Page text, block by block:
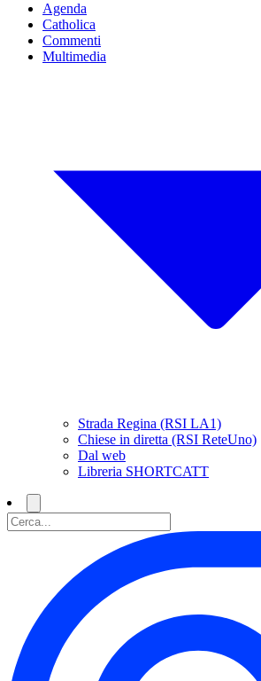
Agenda
Catholica
Commenti
Multimedia
Strada Regina (RSI LA1)
Chiese in diretta (RSI ReteUno)
Dal web
Libreria SHORTCATT